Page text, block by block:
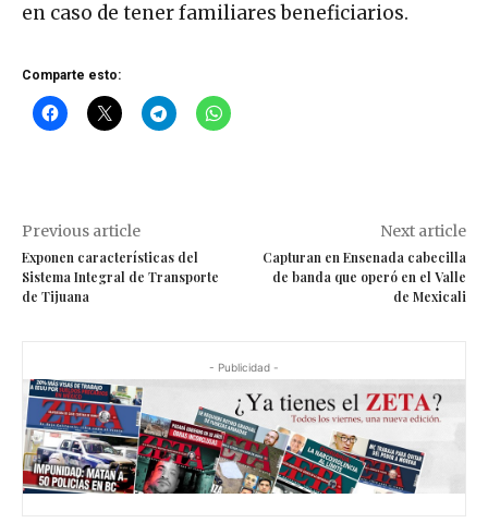
en caso de tener familiares beneficiarios.
Comparte esto:
Previous article
Exponen características del
Sistema Integral de Transporte
de Tijuana
Next article
Capturan en Ensenada cabecilla
de banda que operó en el Valle
de Mexicali
- Publicidad -